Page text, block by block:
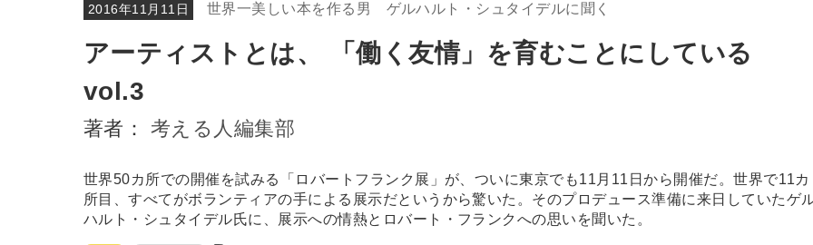
2016年11月11日 世界一美しい本を作る男 ゲルハルト・シュタイデルに聞く
アーティストとは、 「働く友情」を育むことにしている
vol.3
著者： 考える人編集部
世界50カ所での開催を試みる「ロバートフランク展」が、ついに東京でも11月11日から開催だ。世界で11カ
所目、すべてがボランティアの手による展示だというから驚いた。そのプロデュース準備に来日していたゲ
ハルト・シュタイデル氏に、展示への情熱とロバート・フランクへの思いを聞いた。